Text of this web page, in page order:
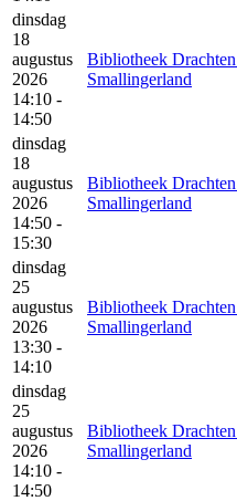
dinsdag
18
augustus
2026
14:10 -
14:50
Bibliotheek Drachten
Smallingerland
dinsdag
18
augustus
2026
14:50 -
15:30
Bibliotheek Drachten
Smallingerland
dinsdag
25
augustus
2026
13:30 -
14:10
Bibliotheek Drachten
Smallingerland
dinsdag
25
augustus
2026
14:10 -
14:50
Bibliotheek Drachten
Smallingerland